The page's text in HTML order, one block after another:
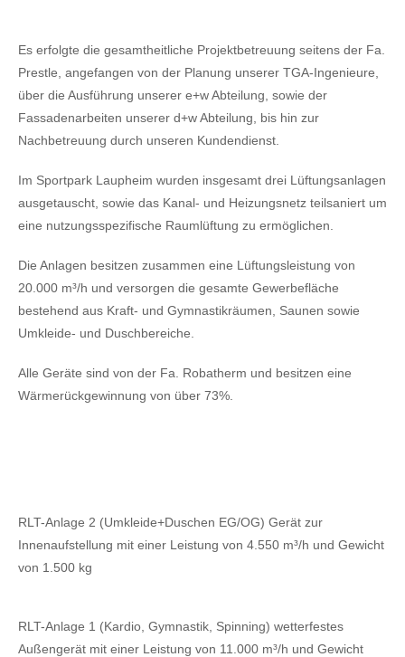
Es erfolgte die gesamtheitliche Projektbetreuung seitens der Fa.
Prestle, angefangen von der Planung unserer TGA-Ingenieure,
über die Ausführung unserer e+w Abteilung, sowie der
Fassadenarbeiten unserer d+w Abteilung, bis hin zur
Nachbetreuung durch unseren Kundendienst.
Im Sportpark Laupheim wurden insgesamt drei Lüftungsanlagen
ausgetauscht, sowie das Kanal- und Heizungsnetz teilsaniert um
eine nutzungsspezifische Raumlüftung zu ermöglichen.
Die Anlagen besitzen zusammen eine Lüftungsleistung von
20.000 m³/h und versorgen die gesamte Gewerbefläche
bestehend aus Kraft- und Gymnastikräumen, Saunen sowie
Umkleide- und Duschbereiche.
Alle Geräte sind von der Fa. Robatherm und besitzen eine
Wärmerückgewinnung von über 73%.
RLT-Anlage 2 (Umkleide+Duschen EG/OG) Gerät zur
Innenaufstellung mit einer Leistung von 4.550 m³/h und Gewicht
von 1.500 kg
RLT-Anlage 1 (Kardio, Gymnastik, Spinning) wetterfestes
Außengerät mit einer Leistung von 11.000 m³/h und Gewicht